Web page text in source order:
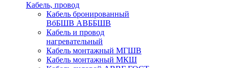
Кабель, провод
Кабель бронированный
ВбБШВ АВББШВ
Кабель и провод
нагревательный
Кабель монтажный МГШВ
Кабель монтажный МКШ